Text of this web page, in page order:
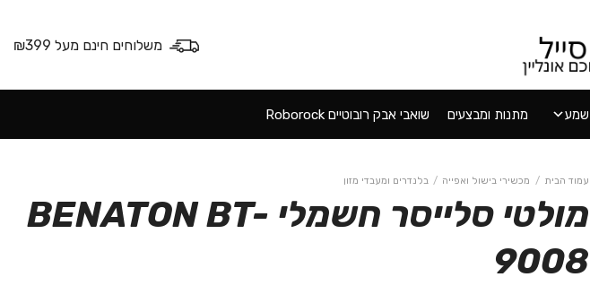
שמע מתנות ומבצעים שואבי אבק רובוטיים Roborock
עמוד הבית / מכשירי בישול ואפייה / בלנדרים ומעבדי מזון
מולטי סלייסר חשמלי BENATON BT-
9008